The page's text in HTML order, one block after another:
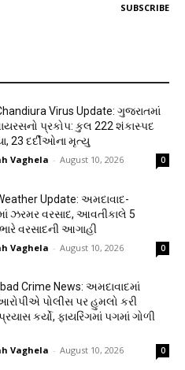
SUBSCRIBE
Virus Update: ગુજરાતમાં
પ્રકોપ: કુલ 222 શંકાસ્પદ
23 દર્દીઓના મૃત્યુ
Vaghela - August 10, 2026 0
Update: અમદાવાદ-
ઝરમર વરસાદ, આવતીકાલે 5
વરસાદની આગાહી
Vaghela - August 10, 2026 0
Crime News: અમદાવાદમાં
પોલીસ પર હુમલો કરી
કર્યો, ફાયરિંગમાં પગમાં ગોળી
Vaghela - August 10, 2026 0